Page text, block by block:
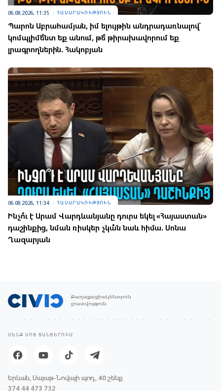
06.08.2026, 11:35 ՀԱՍԱՐԱԿՈՒԹՅՈՒՆ
Պարոն Աբրահամյան, իմ ելույթին անդրադառնալով՝
կոմպլիմե՞նտ եք անում, թե՞ թիրախավորում եք
լրագրողներին. Հակոբյան
06.08.2026, 11:34 ՀԱՍԱՐԱԿՈՒԹՅՈՒՆ
Ինչո՞ւ է Արամ Վարդևանյանը դուրս եկել «Հայաստան»
դաշինքից, նման ռիսկեր չկա՞ն նաև հիմա. Սոնա
Ղազարյան
Քաղաքացիակենտրոն
լրատվություն
ՄԵՆՔ ՍՈՑ ՑԱՆՑԵՐՈՒՄ
Երևան, Սայաթ-Նովայի պող., 40 շենք
374 44 473 732